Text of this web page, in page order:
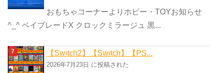
おもちゃコーナーよりホビー・TOYお知らせ
^_^ ベイブレードX クロックミラージュ 黒...
【Switch2】【Switch】【PS...
2026年7月23日 に投稿された